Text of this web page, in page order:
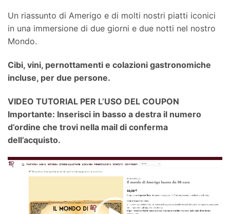
Un riassunto di Amerigo e di molti nostri piatti iconici
in una immersione di due giorni e due notti nel nostro
Mondo.
Cibi, vini, pernottamenti e colazioni gastronomiche
incluse, per due persone.
VIDEO TUTORIAL PER L’USO DEL COUPON
Importante: Inserisci in basso a destra il numero
d’ordine che trovi nella mail di conferma
dell’acquisto.
Video
Player